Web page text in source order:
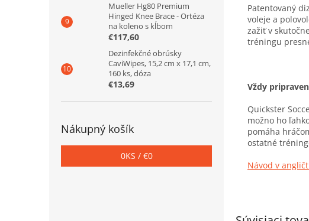
Mueller Hg80 Premium
Hinged Knee Brace - Ortéza
na koleno s kĺbom
€117,60
Dezinfekčné obrúsky
CaviWipes, 15,2 cm x 17,1 cm,
160 ks, dóza
€13,69
Nákupný košík
0KS / €0
Patentovaný
voleje a
zažiť v
tréningu
Vždy
Quickster
možno ho
pomáha
ostatné
Návod v